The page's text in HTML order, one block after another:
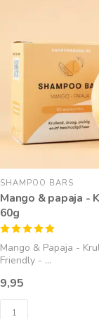
SHAMPOO BARS
Mango & papaja -
60g
Mango & Papaja -
Friendly - ...
9,95